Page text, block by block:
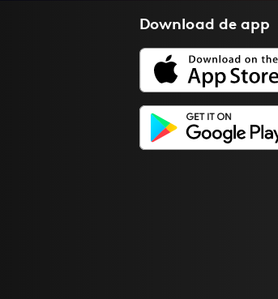
Download deapp